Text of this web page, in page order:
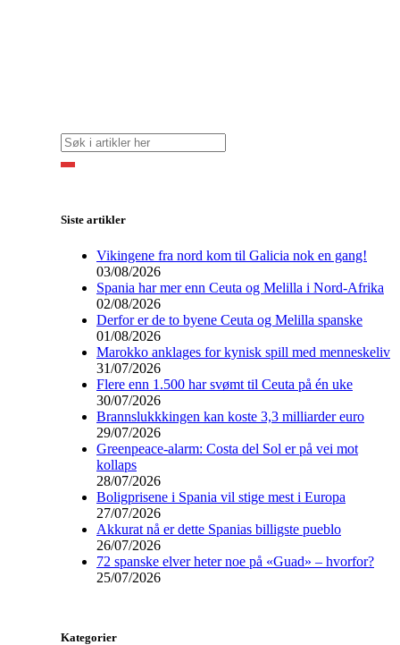
Siste artikler
Vikingene fra nord kom til Galicia nok en gang!
03/08/2026
Spania har mer enn Ceuta og Melilla i Nord-Afrika
02/08/2026
Derfor er de to byene Ceuta og Melilla spanske
01/08/2026
Marokko anklages for kynisk spill med menneskeliv
31/07/2026
Flere enn 1.500 har svømt til Ceuta på én uke
30/07/2026
Brannslukkkingen kan koste 3,3 milliarder euro
29/07/2026
Greenpeace-alarm: Costa del Sol er på vei mot
kollaps
28/07/2026
Boligprisene i Spania vil stige mest i Europa
27/07/2026
Akkurat nå er dette Spanias billigste pueblo
26/07/2026
72 spanske elver heter noe på «Guad» – hvorfor?
25/07/2026
Kategorier